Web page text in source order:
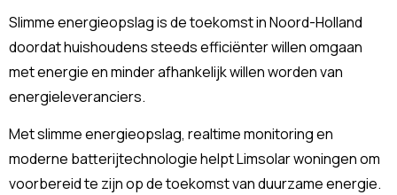
Slimme energieopslag is de toekomst in Noord-Holland
doordat huishoudens steeds efficiënter willen omgaan
met energie en minder afhankelijk willen worden van
energieleveranciers.
Met slimme energieopslag, realtime monitoring en
moderne batterijtechnologie helpt Limsolar woningen om
voorbereid te zijn op de toekomst van duurzame energie.